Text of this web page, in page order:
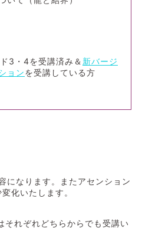
3・4を受講済み＆ 新バージ
ョンを受講している方
になります。またアセンション
化いたします。
れぞれどちらからでも受講い